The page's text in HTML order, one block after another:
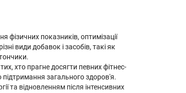
фізичних показників, оптимізації
види добавок і засобів, такі як
хто прагне досягти певних фітнес-
загального здоров'я.
та відновленням після інтенсивних